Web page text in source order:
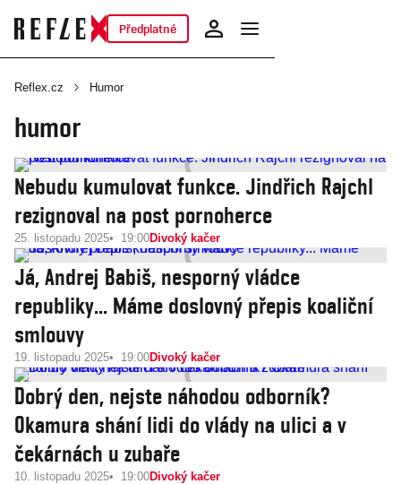
Předplatné
Reflex.cz Humor
humor
Nebudu kumulovat funkce. Jindřich Rajchl
rezignoval na post pornoherce
25. listopadu 2025 19:00Divoký kačer
Já, Andrej Babiš, nesporný vládce
republiky... Máme doslovný přepis koaliční
smlouvy
19. listopadu 2025 19:00Divoký kačer
Dobrý den, nejste náhodou odborník?
Okamura shání lidi do vlády na ulici a v
čekárnách u zubaře
10. listopadu 2025 19:00Divoký kačer